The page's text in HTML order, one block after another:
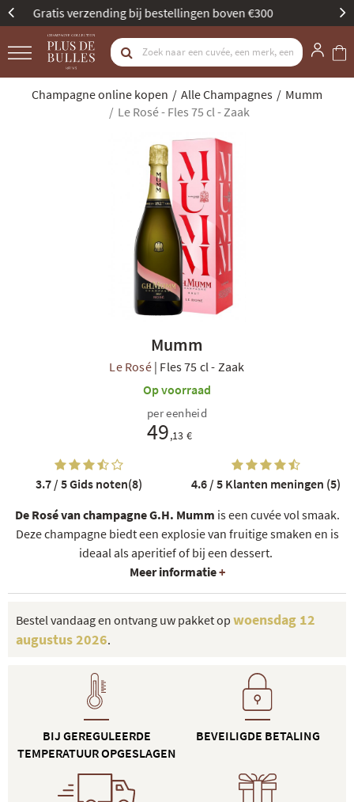
Beste Champagne Specialist door Gault & Millau
Champagne online kopen Alle Champagnes
Mumm
Le Rosé - Fles 75 cl - Zaak
Mumm
Le Rosé| Fles 75 cl- Zaak
Op voorraad
De Rosé van champagne G.H. Mumm is een cuvée vol smaak.
Deze champagne biedt een explosie van fruitige smaken en is
ideaal als aperitief of bij een dessert.
Meer informatie+
per eenheid
49,13 €
3.7 / 5Gids noten(8) 4.6 / 5Klanten meningen (5)
Bestel vandaag en ontvang uw pakket op woensdag 12
augustus 2026.
BIJ GEREGULEERDE
TEMPERATUUR OPGESLAGEN
BEVEILIGDE BETALING